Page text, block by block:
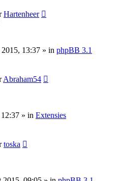
Hartenheer
13:37 » in phpBB 3.1
Abraham54
» in Extensies
toska